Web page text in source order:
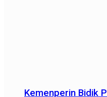
Kemenperin Bidik